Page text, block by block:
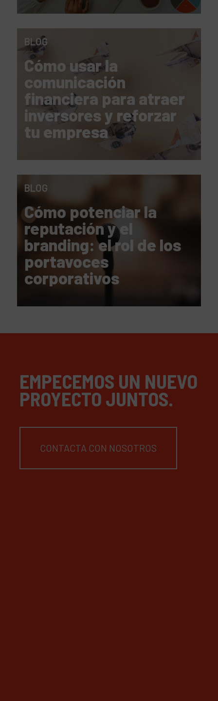
BLOG
Cómo usar la
comunicación
financiera para atraer
inversores y reforzar
tu empresa
BLOG
Cómo potenciar la
reputación y el
branding: el rol de los
portavoces
corporativos
EMPECEMOS UN NUEVO
PROYECTO JUNTOS.
CONTACTA CON NOSOTROS